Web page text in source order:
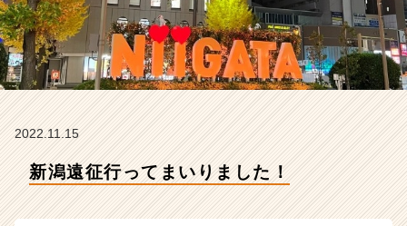
E
E
R
の
タ
イ
ン】
ベ
2022.11.15
新潟遠征行ってまいりました！